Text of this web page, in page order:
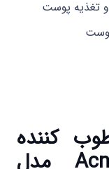
کننده
فیس دوکس(Acnesome مدل